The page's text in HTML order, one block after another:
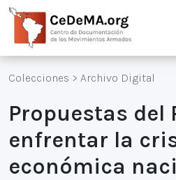
Colecciones > Archivo Digital
Propuestas del
enfrentar la
económica